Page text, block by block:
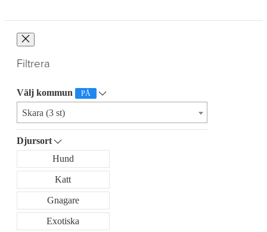
Filtrera
Välj kommun PÅ
Skara (3 st)
Djursort
Hund
Katt
Gnagare
Exotiska